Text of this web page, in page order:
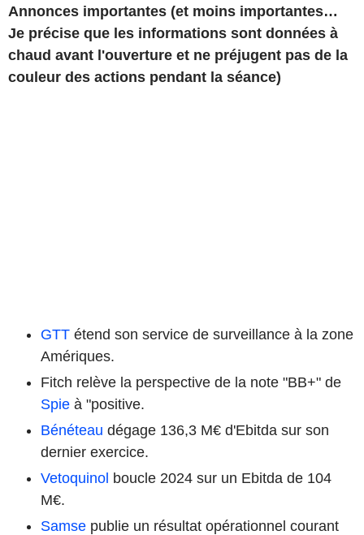
Annonces importantes (et moins importantes…
Je précise que les informations sont données à
chaud avant l'ouverture et ne préjugent pas de la
couleur des actions pendant la séance)
GTT étend son service de surveillance à la zone
Amériques.
Fitch relève la perspective de la note "BB+" de
Spie à "positive.
Bénéteau dégage 136,3 M€ d'Ebitda sur son
dernier exercice.
Vetoquinol boucle 2024 sur un Ebitda de 104
M€.
Samse publie un résultat opérationnel courant